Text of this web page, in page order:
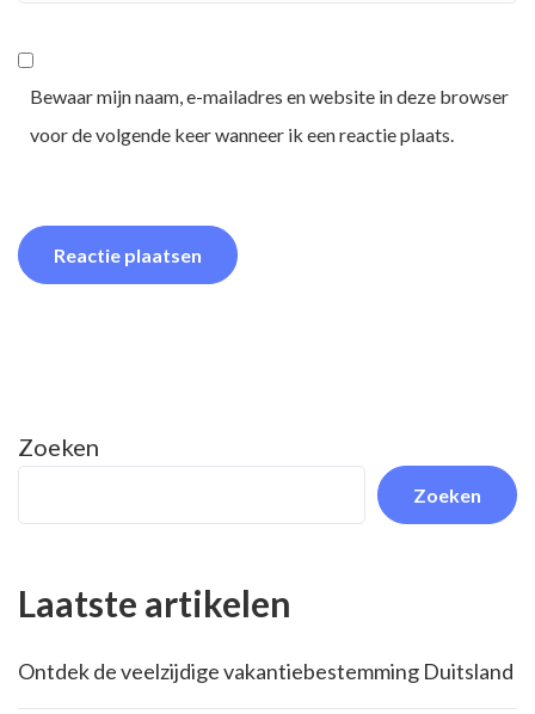
Bewaar mijn naam, e-mailadres en website in deze browser
voor de volgende keer wanneer ik een reactie plaats.
Zoeken
Zoeken
Laatste artikelen
Ontdek de veelzijdige vakantiebestemming Duitsland